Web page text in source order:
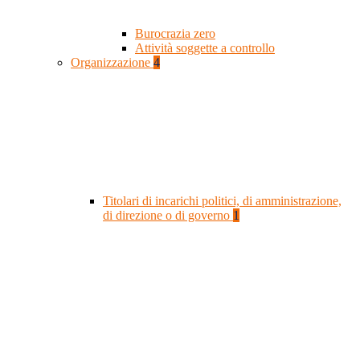
Burocrazia zero
Attività soggette a controllo
Organizzazione 4
Titolari di incarichi politici, di amministrazione,
di direzione o di governo 1